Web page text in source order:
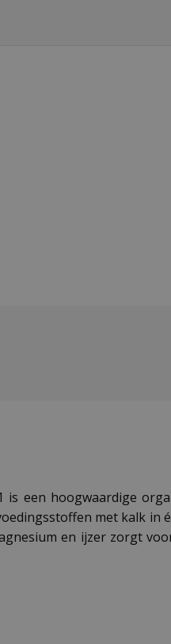
een hoogwaardige
met kalk in
en ijzer zorgt